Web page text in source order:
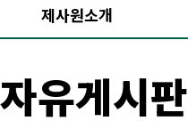
제사원소개
자유게시판